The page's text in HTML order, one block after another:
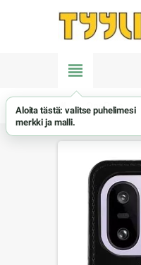
view_headline
chevron_right OnePlus chevron_right
Aloita tästä: valitse puhelimesi
merkki ja malli.